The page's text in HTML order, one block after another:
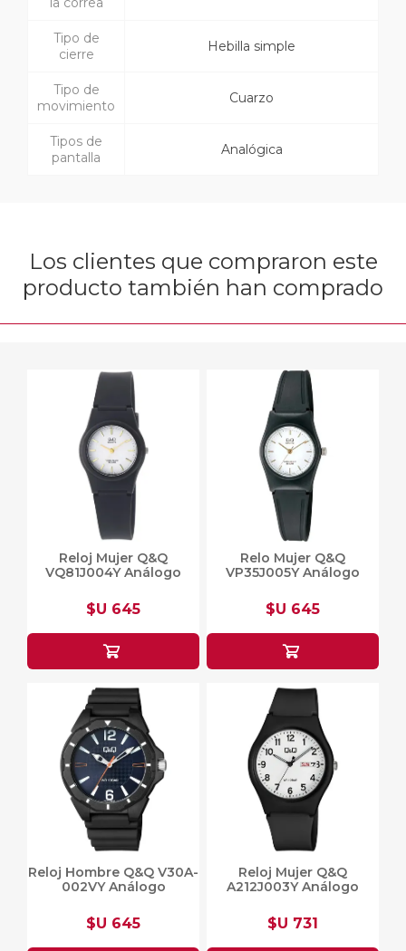
Tipo de
cierre
Hebilla simple
Tipo de
movimiento
Cuarzo
Tipos de
pantalla
Analógica
Los clientes que compraron este
producto también han comprado
Reloj Mujer Q&Q
VQ81J004Y Análogo
$U 645
Relo Mujer Q&Q
VP35J005Y Análogo
$U 645
Reloj Hombre Q&Q V30A-
002VY Análogo
$U 645
Reloj Mujer Q&Q
A212J003Y Análogo
$U 731